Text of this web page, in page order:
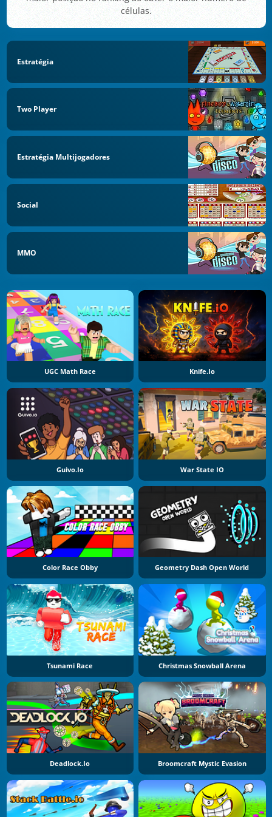
células.
Estratégia
Two Player
Estratégia Multijogadores
Social
MMO
UGC Math Race Knife.io
Guivo.io War State IO
Color Race Obby Geometry Dash Open World
Tsunami Race Christmas Snowball Arena
Deadlock.io Broomcraft Mystic Evasion